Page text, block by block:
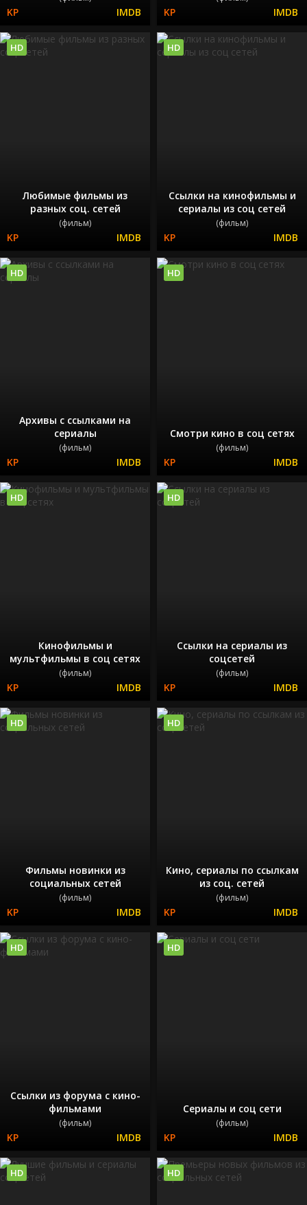
Любимые фильмы из
разных соц. сетей
(фильм)
HD
Ссылки на кинофильмы и
сериалы из соц сетей
(фильм)
HD
Архивы с ссылками на
сериалы
(фильм)
HD
Смотри кино в соц сетях
(фильм)
HD
Кинофильмы и
мультфильмы в соц сетях
(фильм)
HD
Ссылки на сериалы из
соцсетей
(фильм)
HD
Фильмы новинки из
социальных сетей
(фильм)
HD
Кино, сериалы по ссылкам
из соц. сетей
(фильм)
HD
Ссылки из форума с кино-
фильмами
(фильм)
HD
Сериалы и соц сети
(фильм)
HD
HD HD